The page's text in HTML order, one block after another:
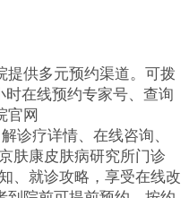
供多元预约渠道。可拨
时在线预约专家号、查询
官网
诊疗详情、在线咨询、
肤康皮肤病研究所门诊
、就诊攻略，享受在线改